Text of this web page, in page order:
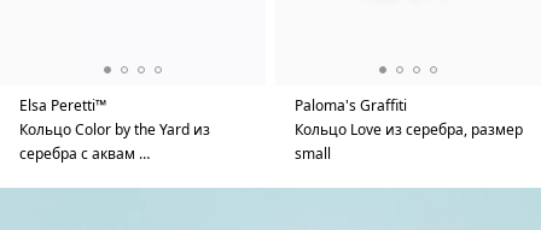
Elsa Peretti™
Кольцо Color by the Yard из
серебра с аквам …
Paloma's Graffiti
Кольцо Love из серебра, размер
small